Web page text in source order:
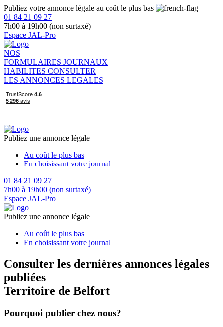
Publiez votre annonce légale au coût le plus bas
01 84 21 09 27
7h00 à 19h00 (non surtaxé)
Espace JAL-Pro
NOS
FORMULAIRES JOURNAUX
HABILITES CONSULTER
LES ANNONCES LEGALES
Publiez une annonce légale
Au coût le plus bas
En choisissant votre journal
01 84 21 09 27
7h00 à 19h00 (non surtaxé)
Espace JAL-Pro
Publiez une annonce légale
Au coût le plus bas
En choisissant votre journal
Consulter les dernières annonces légales
publiées
Territoire de Belfort
Pourquoi publier chez nous?